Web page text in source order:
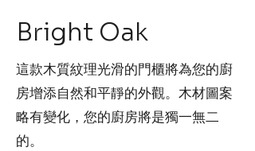
Bright Oak
這款木質紋理光滑的門櫃將為您的廚
房增添自然和平靜的外觀。木材圖案
略有變化，您的廚房將是獨一無二
的。